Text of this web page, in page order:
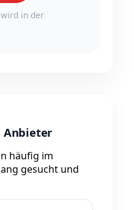
in der
Anbieter
häufig im
gesucht und